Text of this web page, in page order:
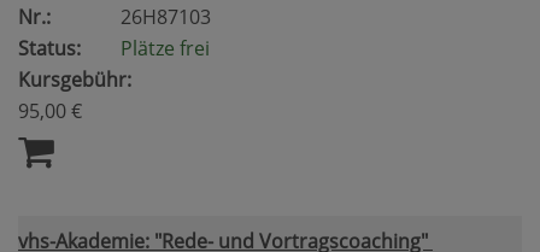
Nr.:
26H87103
Status:
Plätze frei
Kursgebühr:
95,00 €
vhs-Akademie: "Rede- und Vortragscoaching"